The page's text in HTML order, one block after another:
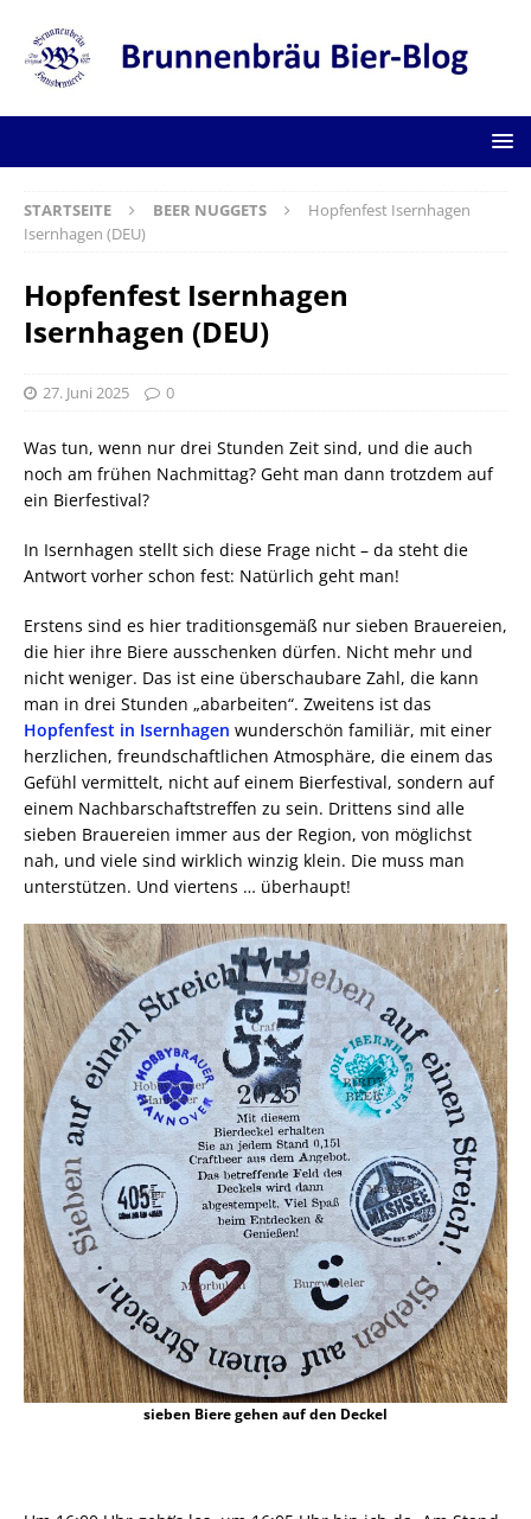
STARTSEITE BEER NUGGETS
Hopfenfest Isernhagen
Isernhagen (DEU)
Hopfenfest Isernhagen
Isernhagen (DEU)
27. Juni 2025 0
Was tun, wenn nur drei Stunden Zeit sind, und die auch
noch am frühen Nachmittag? Geht man dann trotzdem auf
ein Bierfestival?
In Isernhagen stellt sich diese Frage nicht – da steht die
Antwort vorher schon fest: Natürlich geht man!
Erstens sind es hier traditionsgemäß nur sieben Brauereien,
die hier ihre Biere ausschenken dürfen. Nicht mehr und
nicht weniger. Das ist eine überschaubare Zahl, die kann
man in drei Stunden „abarbeiten“. Zweitens ist das
Hopfenfest in Isernhagen wunderschön familiär, mit einer
herzlichen, freundschaftlichen Atmosphäre, die einem das
Gefühl vermittelt, nicht auf einem Bierfestival, sondern auf
einem Nachbarschaftstreffen zu sein. Drittens sind alle
sieben Brauereien immer aus der Region, von möglichst
nah, und viele sind wirklich winzig klein. Die muss man
unterstützen. Und viertens … überhaupt!
sieben Biere gehen auf den Deckel